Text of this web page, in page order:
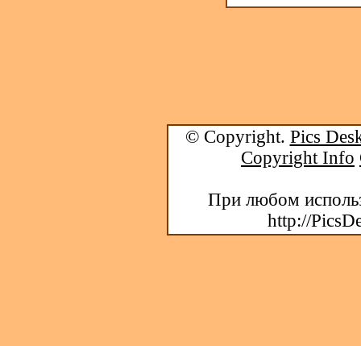
© Copyright. Pics
Copyright Info
При любом
http://